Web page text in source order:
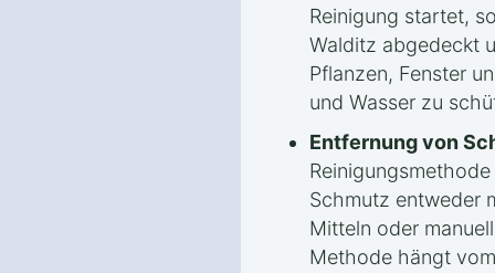
Reinigung startet,
Walditz abgedeckt
Pflanzen, Fenster
und Wasser zu
Entfernung von
Schmutz entweder
Mitteln oder
Methode hängt